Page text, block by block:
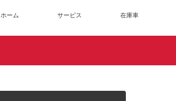
ホーム サービス 在庫車